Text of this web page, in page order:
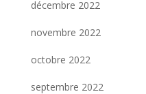
décembre 2022
novembre 2022
octobre 2022
septembre 2022